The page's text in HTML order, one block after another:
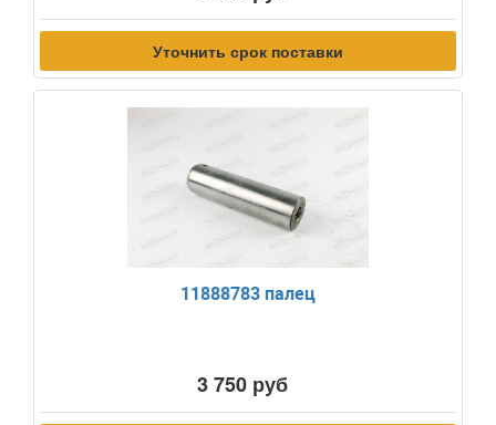
Уточнить срок поставки
11888783 палец
3 750 руб